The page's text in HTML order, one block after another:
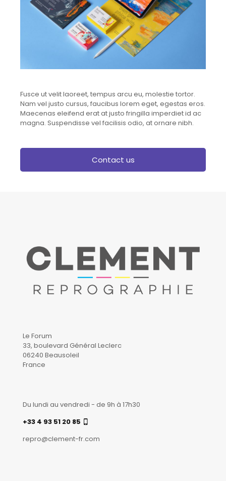
Fusce ut velit laoreet, tempus arcu eu, molestie tortor.
Nam vel justo cursus, faucibus lorem eget, egestas eros.
Maecenas eleifend erat at justo fringilla imperdiet id ac
magna. Suspendisse vel facilisis odio, at ornare nibh.
Contact us
Le Forum
33, boulevard Général Leclerc
06240 Beausoleil
France
Du lundi au vendredi - de 9h à 17h30
+33 4 93 51 20 85
repro@clement-fr.com